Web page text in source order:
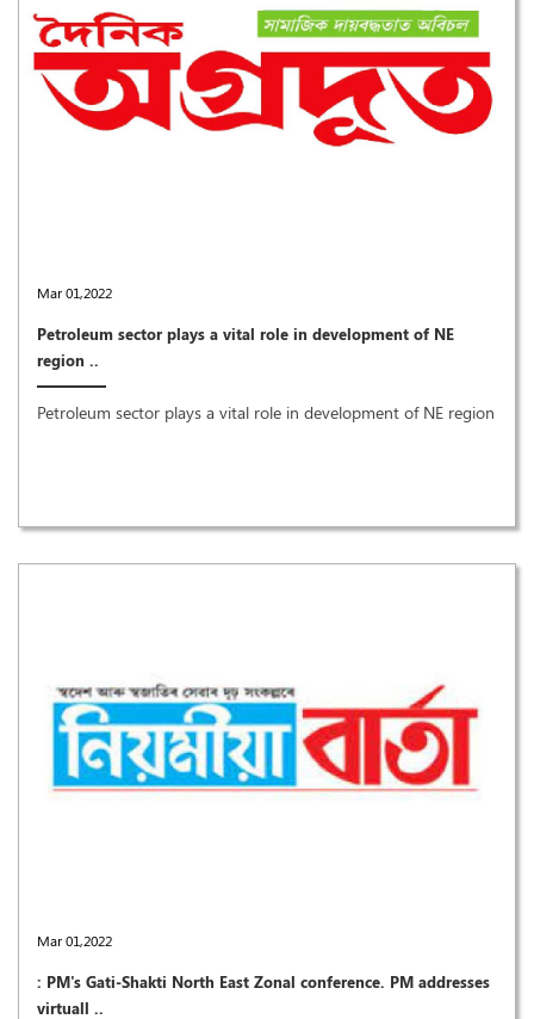
Mar 01,2022
Petroleum sector plays a vital role in development of NE
region ..
Petroleum sector plays a vital role in development of NE region
Mar 01,2022
: PM's Gati-Shakti North East Zonal conference. PM addresses
virtuall ..